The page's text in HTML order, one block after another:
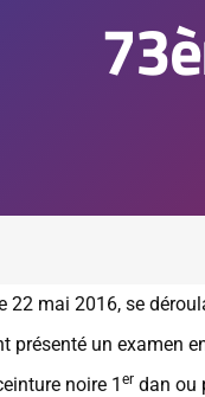
22 mai 2016, se
présenté un examen
noire 1 er dan ou